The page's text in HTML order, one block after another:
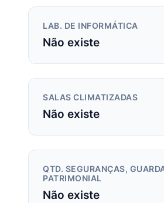
LAB. DE INFORMÁTICA
Não existe
SALAS CLIMATIZADAS
Não existe
QTD. SEGURANÇAS,
PATRIMONIAL
Não existe